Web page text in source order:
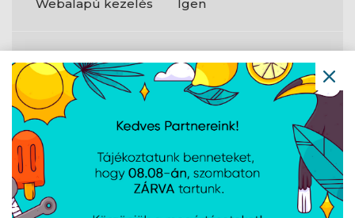
Webalapú kezelés Igen
Protokollok
DHCP kliens Igen
Csatlakozók
és
csatlakozási
felületek